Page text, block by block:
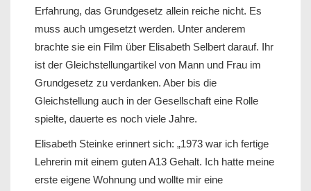
Erfahrung, das Grundgesetz allein reiche nicht. Es
muss auch umgesetzt werden. Unter anderem
brachte sie ein Film über Elisabeth Selbert darauf. Ihr
ist der Gleichstellungartikel von Mann und Frau im
Grundgesetz zu verdanken. Aber bis die
Gleichstellung auch in der Gesellschaft eine Rolle
spielte, dauerte es noch viele Jahre.
Elisabeth Steinke erinnert sich: „1973 war ich fertige
Lehrerin mit einem guten A13 Gehalt. Ich hatte meine
erste eigene Wohnung und wollte mir eine